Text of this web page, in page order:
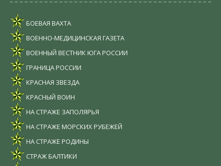
БОЕВАЯ ВАХТА
ВОЕННО-МЕДИЦИНСКАЯ ГАЗЕТА
ВОЕННЫЙ ВЕСТНИК ЮГА РОССИИ
ГРАНИЦА РОССИИ
КРАСНАЯ ЗВЕЗДА
КРАСНЫЙ ВОИН
НА СТРАЖЕ ЗАПОЛЯРЬЯ
НА СТРАЖЕ МОРСКИХ РУБЕЖЕЙ
НА СТРАЖЕ РОДИНЫ
СТРАЖ БАЛТИКИ